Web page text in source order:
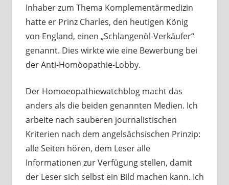
Inhaber zum Thema Komplementärmedizin
hatte er Prinz Charles, den heutigen König
von England, einen „Schlangenöl-Verkäufer“
genannt. Dies wirkte wie eine Bewerbung bei
der Anti-Homöopathie-Lobby.
Der Homoeopathiewatchblog macht das
anders als die beiden genannten Medien. Ich
arbeite nach sauberen journalistischen
Kriterien nach dem angelsächsischen Prinzip:
alle Seiten hören, dem Leser alle
Informationen zur Verfügung stellen, damit
der Leser sich selbst ein Bild machen kann. Ich